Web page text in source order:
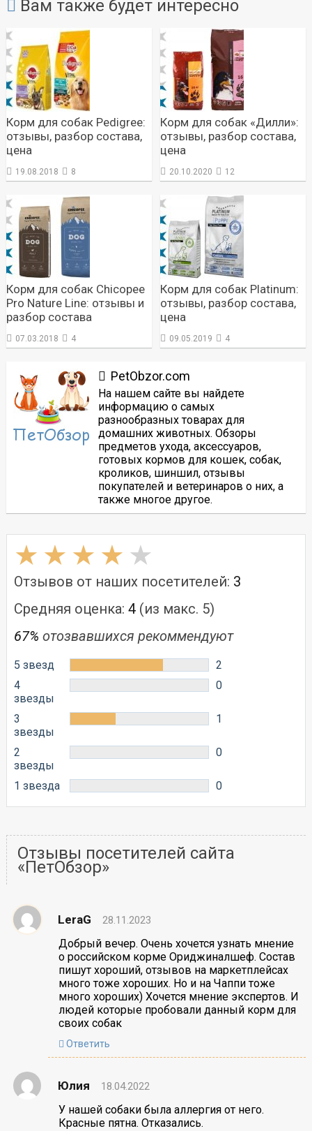
Вам также будет интересно
Корм для собак Pedigree:
отзывы, разбор состава,
цена
19.08.2018 8
Корм для собак «Дилли»:
отзывы, разбор состава,
цена
20.10.2020 12
Корм для собак Chicopee
Pro Nature Line: отзывы и
разбор состава
07.03.2018 4
Корм для собак Platinum:
отзывы, разбор состава,
цена
09.05.2019 4
PetObzor.com
На нашем сайте вы найдете
информацию о самых
разнообразных товарах для
домашних животных. Обзоры
предметов ухода, аксессуаров,
готовых кормов для кошек, собак,
кроликов, шиншил, отзывы
покупателей и ветеринаров о них, а
также многое другое.
Отзывов от наших посетителей: 3
Средняя оценка: 4(из макс. 5)
67% отозвавшихся рекоммендуют
5 звезд
2
4
звезды
0
3
звезды
1
2
звезды
0
1 звезда 0
Отзывы посетителей сайта
«ПетОбзор»
LeraG 28.11.2023
Добрый вечер. Очень хочется узнать мнение
о российском корме Ориджиналшеф. Состав
пишут хороший, отзывов на маркетплейсах
много тоже хороших. Но и на Чаппи тоже
много хороших) Хочется мнение экспертов. И
людей которые пробовали данный корм для
своих собак
Ответить
Юлия 18.04.2022
У нашей собаки была аллергия от него.
Красные пятна. Отказались.